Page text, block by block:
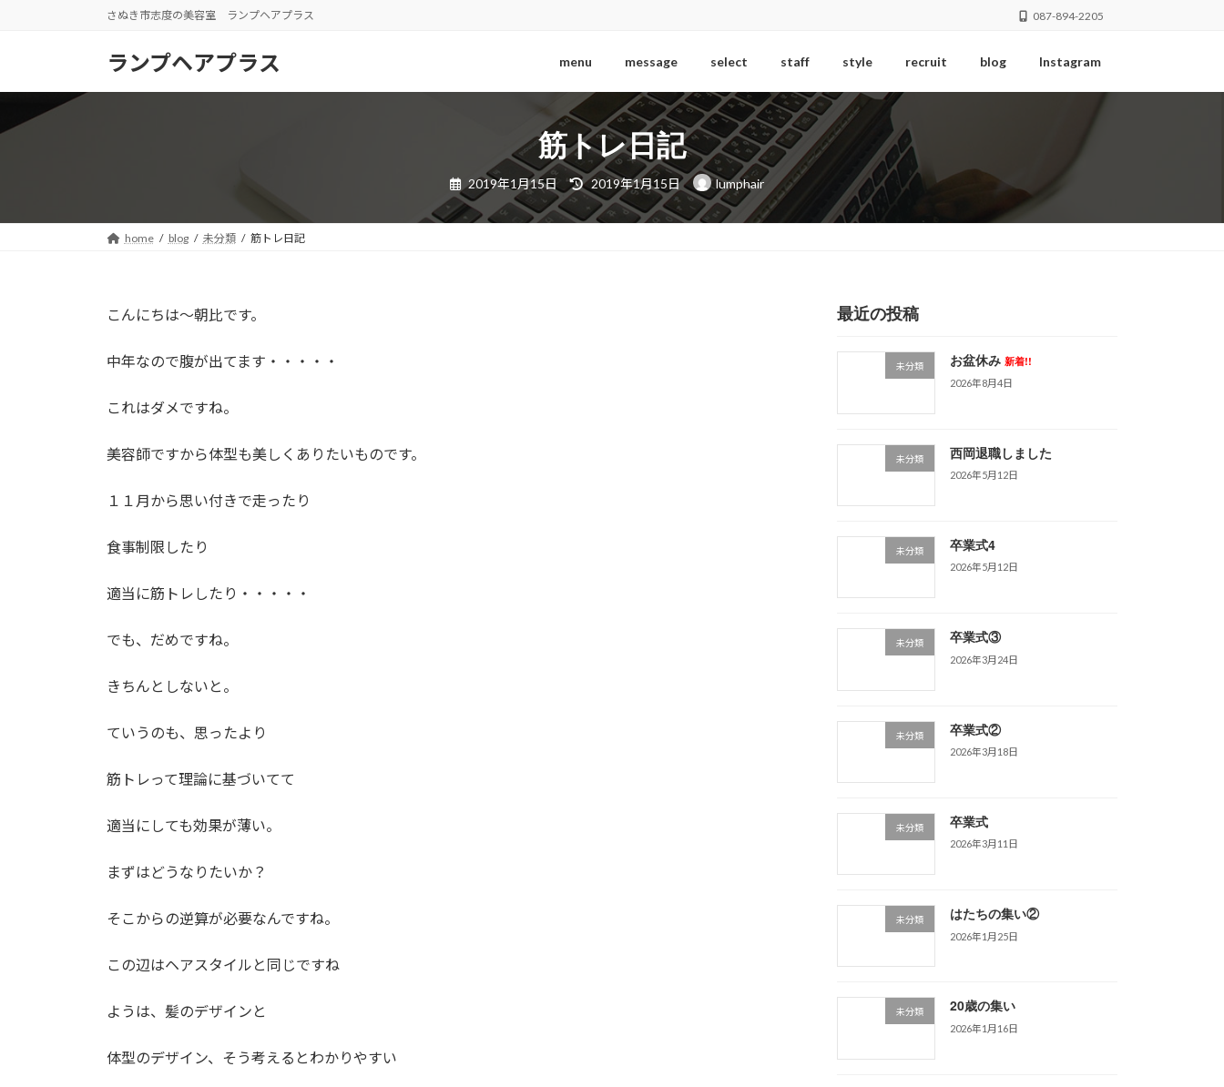
ツ
シ
さぬき市志度の美容室 ランプヘアプラス 087-894-2205
ランプヘアプラス menu message select staff style recruit blog Instagram
筋トレ日記
2019年1月15日
最
終
更
新
日
2019年1月15日 lumphair
home blog 未分類 筋トレ日記
こんにちは～朝比です。
中年なので腹が出てます・・・・・
これはダメですね。
美容師ですから体型も美しくありたいものです。
１１月から思い付きで走ったり
食事制限したり
適当に筋トレしたり・・・・・
でも、だめですね。
きちんとしないと。
ていうのも、思ったより
筋トレって理論に基づいてて
適当にしても効果が薄い。
まずはどうなりたいか？
そこからの逆算が必要なんですね。
この辺はヘアスタイルと同じですね
ようは、髪のデザインと
体型のデザイン、そう考えるとわかりやすい
最近の投稿
未分類 お盆休み 新着!!
2026年8月4日
未分類 西岡退職しました
2026年5月12日
未分類 卒業式4
2026年5月12日
未分類 卒業式③
2026年3月24日
未分類 卒業式②
2026年3月18日
未分類 卒業式
2026年3月11日
未分類 はたちの集い②
2026年1月25日
未分類 20歳の集い
2026年1月16日